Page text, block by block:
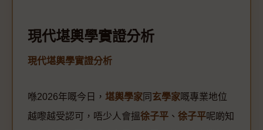
現代堪輿學實證分析
現代堪輿學實證分析
喺2026年嘅今日， 堪輿學家 同 玄學家嘅專業地位
越嚟越受認可，唔少人會搵徐子平 、 徐子平呢啲知